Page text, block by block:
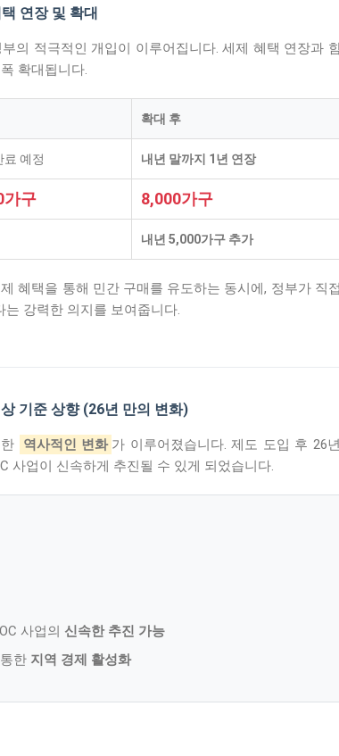
연장 및 확대
의 적극적인 개입이 이루어집니다. 세제 혜택 연장과
확대됩니다.
확대 후
료 예정 내년 말까지 1년 연장
가구 8,000가구
내년 5,000가구 추가
혜택을 통해 민간 구매를 유도하는 동시에, 정부가 직
강력한 의지를 보여줍니다.
기준 상향 (26년 만의 변화)
역사적인 변화 가 이루어졌습니다. 제도 도입 후 26
사업이 신속하게 추진될 수 있게 되었습니다.
사업의 신속한 추진 가능
한 지역 경제 활성화